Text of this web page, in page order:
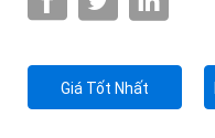
Giá Tốt Nhất